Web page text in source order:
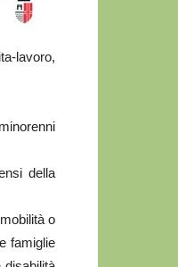
della
o
famiglie